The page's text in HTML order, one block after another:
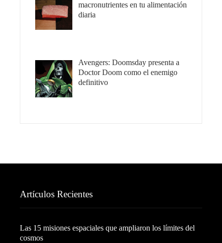
macronutrientes en tu alimentación
diaria
Avengers: Doomsday presenta a
Doctor Doom como el enemigo
definitivo
Artículos Recientes
Las 15 misiones espaciales que ampliaron los límites del
cosmos